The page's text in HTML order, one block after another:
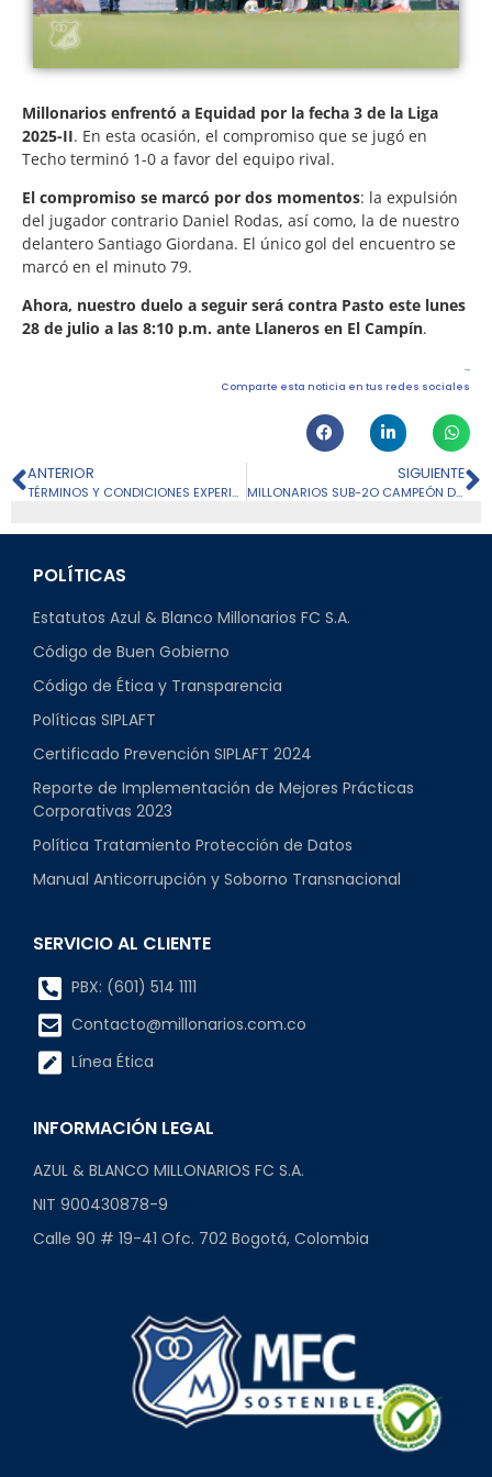
Millonarios enfrentó a Equidad por la fecha 3 de la Liga
2025-II. En esta ocasión, el compromiso que se jugó en
Techo terminó 1-0 a favor del equipo rival.
El compromiso se marcó por dos momentos: la expulsión
del jugador contrario Daniel Rodas, así como, la de nuestro
delantero Santiago Giordana. El único gol del encuentro se
marcó en el minuto 79.
Ahora, nuestro duelo a seguir será contra Pasto este lunes
28 de julio a las 8:10 p.m. ante Llaneros en El Campín.
Comparte esta noticia en tus redes sociales
ANTERIOR
TÉRMINOS Y CONDICIONES EXPERIENCIA EMBAJADORA EN EL ESTADIO “EL CAMPÍN”
SIGUIENTE
MILLONARIOS SUB-2O CAMPEÓN DE LA COPA METROPOLITANA
POLÍTICAS
Estatutos Azul & Blanco Millonarios FC S.A.
Código de Buen Gobierno
Código de Ética y Transparencia
Políticas SIPLAFT
Certificado Prevención SIPLAFT 2024
Reporte de Implementación de Mejores Prácticas
Corporativas 2023
Política Tratamiento Protección de Datos
Manual Anticorrupción y Soborno Transnacional
SERVICIO AL CLIENTE
PBX: (601) 514 1111
Contacto@millonarios.com.co
Línea Ética
INFORMACIÓN LEGAL
AZUL & BLANCO MILLONARIOS FC S.A.
NIT 900430878-9
Calle 90 # 19-41 Ofc. 702 Bogotá, Colombia